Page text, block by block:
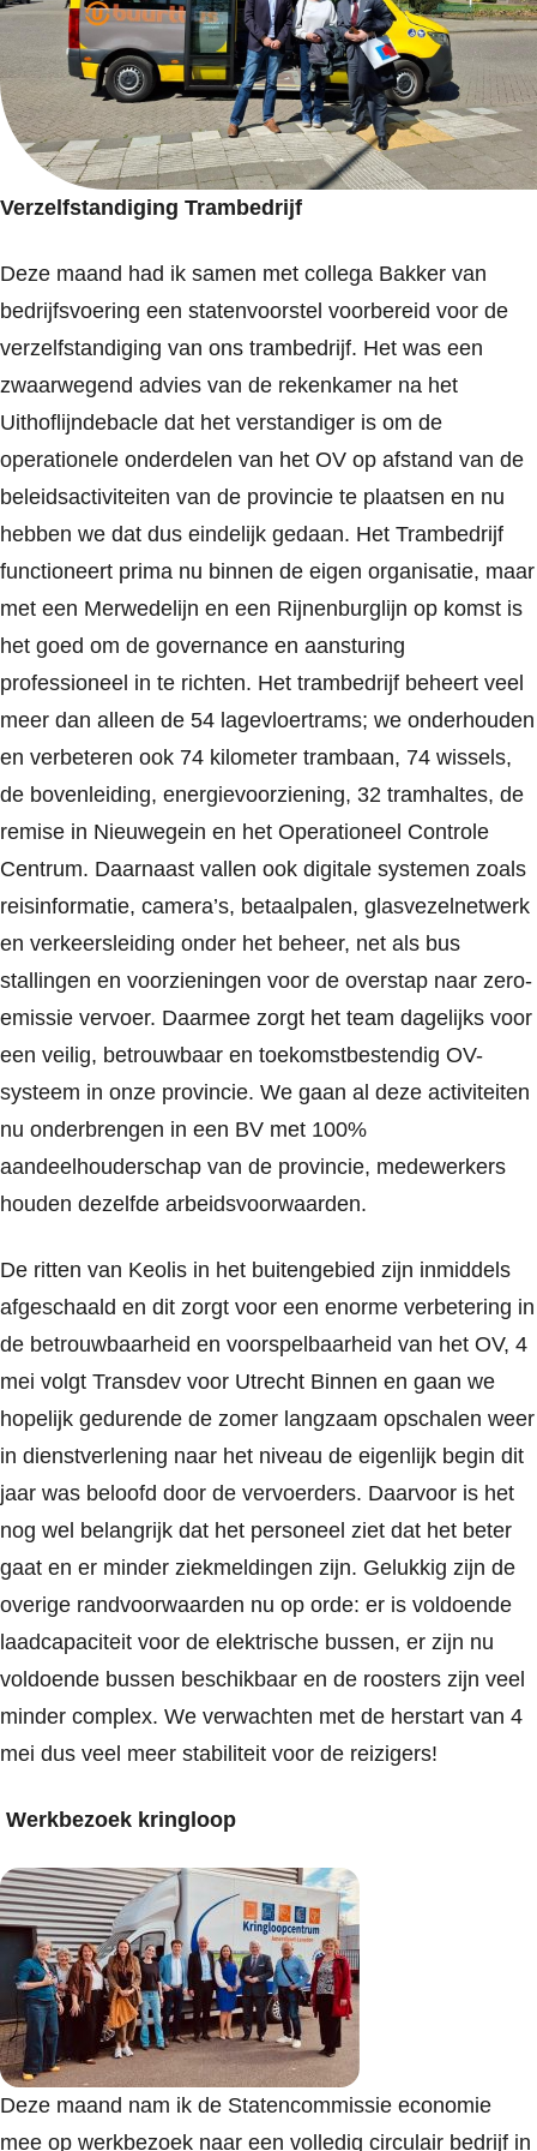
Verzelfstandiging Trambedrijf
Deze maand had ik samen met collega Bakker van
bedrijfsvoering een statenvoorstel voorbereid voor de
verzelfstandiging van ons trambedrijf. Het was een
zwaarwegend advies van de rekenkamer na het
Uithoflijndebacle dat het verstandiger is om de
operationele onderdelen van het OV op afstand van de
beleidsactiviteiten van de provincie te plaatsen en nu
hebben we dat dus eindelijk gedaan. Het Trambedrijf
functioneert prima nu binnen de eigen organisatie, maar
met een Merwedelijn en een Rijnenburglijn op komst is
het goed om de governance en aansturing
professioneel in te richten. Het trambedrijf beheert veel
meer dan alleen de 54 lagevloertrams; we onderhouden
en verbeteren ook 74 kilometer trambaan, 74 wissels,
de bovenleiding, energievoorziening, 32 tramhaltes, de
remise in Nieuwegein en het Operationeel Controle
Centrum. Daarnaast vallen ook digitale systemen zoals
reisinformatie, camera’s, betaalpalen, glasvezelnetwerk
en verkeersleiding onder het beheer, net als bus
stallingen en voorzieningen voor de overstap naar zero-
emissie vervoer. Daarmee zorgt het team dagelijks voor
een veilig, betrouwbaar en toekomstbestendig OV-
systeem in onze provincie. We gaan al deze activiteiten
nu onderbrengen in een BV met 100%
aandeelhouderschap van de provincie, medewerkers
houden dezelfde arbeidsvoorwaarden.
De ritten van Keolis in het buitengebied zijn inmiddels
afgeschaald en dit zorgt voor een enorme verbetering in
de betrouwbaarheid en voorspelbaarheid van het OV, 4
mei volgt Transdev voor Utrecht Binnen en gaan we
hopelijk gedurende de zomer langzaam opschalen weer
in dienstverlening naar het niveau de eigenlijk begin dit
jaar was beloofd door de vervoerders. Daarvoor is het
nog wel belangrijk dat het personeel ziet dat het beter
gaat en er minder ziekmeldingen zijn. Gelukkig zijn de
overige randvoorwaarden nu op orde: er is voldoende
laadcapaciteit voor de elektrische bussen, er zijn nu
voldoende bussen beschikbaar en de roosters zijn veel
minder complex. We verwachten met de herstart van 4
mei dus veel meer stabiliteit voor de reizigers!
Werkbezoek kringloop
Deze maand nam ik de Statencommissie economie
mee op werkbezoek naar een volledig circulair bedrijf in